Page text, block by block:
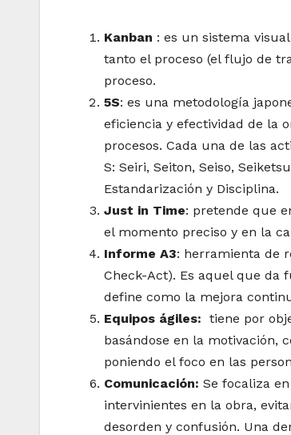
Kanban : es un sistema
tanto el proceso (el flujo de
proceso.
5S: es una metodología
eficiencia y efectividad de la
procesos. Cada una de las
S: Seiri, Seiton, Seiso,
Estandarización y Disciplina.
Just in Time: pretende que
el momento preciso y en la
Informe A3: herramienta de
Check-Act). Es aquel que da
define como la mejora
Equipos ágiles: tiene por
basándose en la motivación,
poniendo el foco en las
Comunicación: Se focaliza
intervinientes en la obra,
desorden y confusión. Una